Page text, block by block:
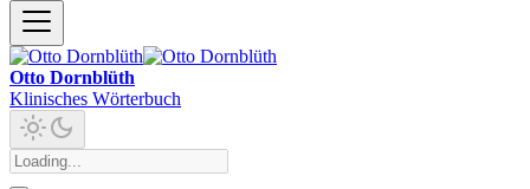
Otto Dornblüth
Klinisches Wörterbuch